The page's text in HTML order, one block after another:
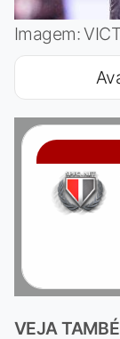
Imagem:
VEJA